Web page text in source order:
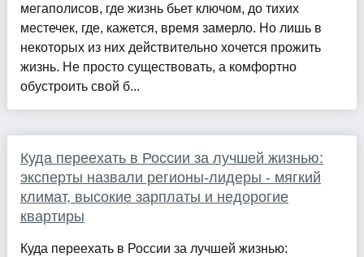
мегаполисов, где жизнь бьет ключом, до тихих
местечек, где, кажется, время замерло. Но лишь в
некоторых из них действительно хочется прожить
жизнь. Не просто существовать, а комфортно
обустроить свой б...
Куда переехать в России за лучшей жизнью:
эксперты назвали регионы-лидеры - мягкий
климат, высокие зарплаты и недорогие
квартиры
Куда переехать в России за лучшей жизнью: